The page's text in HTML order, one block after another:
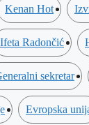
Kenan Hot
Ifeta Radončić
sekretar
Evropska